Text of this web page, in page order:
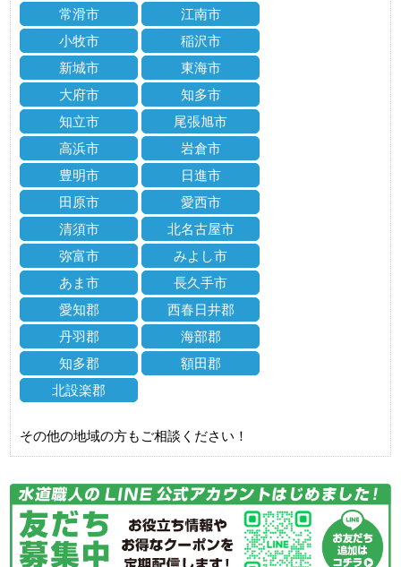
常滑市
江南市
小牧市
稲沢市
新城市
東海市
大府市
知多市
知立市
尾張旭市
高浜市
岩倉市
豊明市
日進市
田原市
愛西市
清須市
北名古屋市
弥富市
みよし市
あま市
長久手市
愛知郡
西春日井郡
丹羽郡
海部郡
知多郡
額田郡
北設楽郡
その他の地域の方もご相談ください！